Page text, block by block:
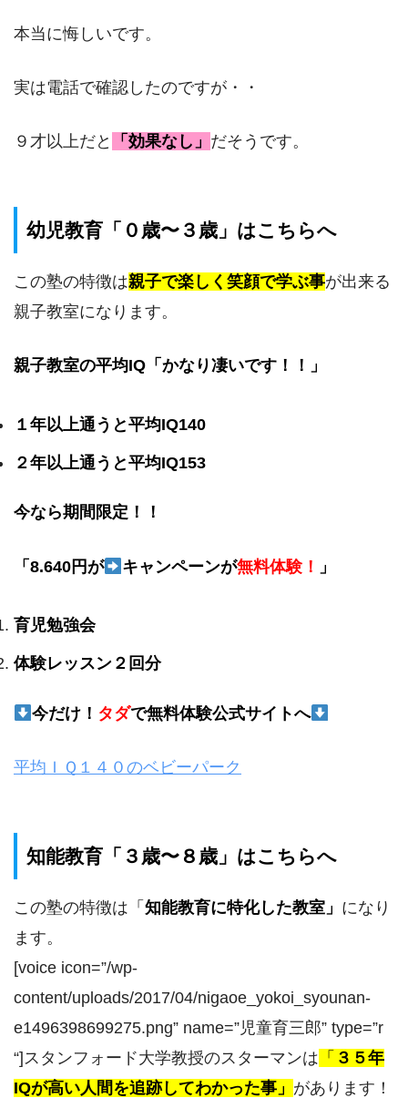
本当に悔しいです。
実は電話で確認したのですが・・
９才以上だと 「効果なし」 だそうです。
幼児教育「０歳〜３歳」はこちらへ
この塾の特徴は親子で楽しく笑顔で学ぶ事が出来る
親子教室になります。
親子教室の平均IQ「かなり凄いです！！」
１年以上通うと平均IQ140
２年以上通うと平均IQ153
今なら期間限定！！
「8.640円が キャンペーンが無料体験！ 」
育児勉強会
体験レッスン２回分
今だけ！ タダで無料体験公式サイトへ
平均ＩＱ１４０のベビーパーク
知能教育「３歳〜８歳」はこちらへ
この塾の特徴は 「 知能教育に特化した教室 」 になり
ます。
[voice icon=”/wp-
content/uploads/2017/04/nigaoe_yokoi_syounan-
e1496398699275.png” name=”児童育三郎” type=”r
“]スタンフォード大学教授のスターマンは 「 ３５年
IQが高い人間を追跡してわかった事」 があります！